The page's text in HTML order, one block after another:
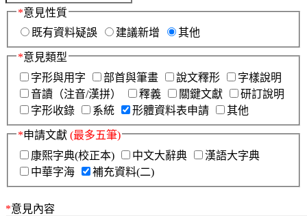
*意見性質
既有資料疑誤
建議新增 其他
*意見類型
字形與用字
部首與筆畫 說文釋形
字樣說明
音讀（注音/漢拼）
釋義 關鍵文獻
研訂說明
字形收錄
系統 形體資料表申請 其他
*申請文獻 (最多五筆)
康熙字典(校正本)
中文大辭典
漢語大字典
中華字海
補充資料(二)
*意見內容